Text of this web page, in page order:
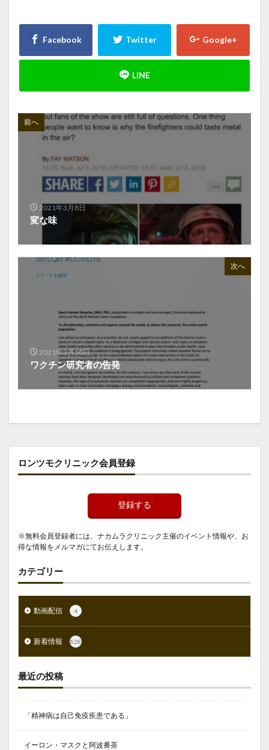
前へ
2021年3月8日
変な味
次へ
2021年3月10日
ワクチン研究者の告発
ロンツモクリニック会員登録
登録する
※無料会員登録者には、ナカムラクリニック主催のイベント情報や、お
得な情報をメルマガにてお伝えします。
カテゴリー
動画配信 4
新着情報 828
最近の投稿
「精神病は自己免疫疾患である」
イーロン・マスクと阿波番茶